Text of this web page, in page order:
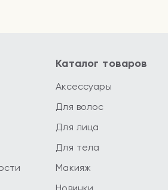
Каталог товаров
Аксессуары
Для волос
Для лица
Для тела
Макияж